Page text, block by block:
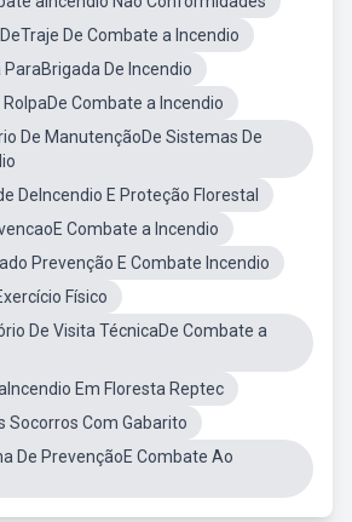
De Combate a Incendio
ParaBrigada De Incendio
RolpaDe Combate a Incendio
De ManutençãoDe Sistemas De
DeIncendio E Proteção Florestal
Combate a Incendio
Prevenção E Combate Incendio
Físico
De Visita TécnicaDe Combate a
Em Floresta Reptec
Socorros Com Gabarito
De PrevençãoE Combate Ao